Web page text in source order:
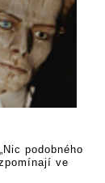
podobného
ve